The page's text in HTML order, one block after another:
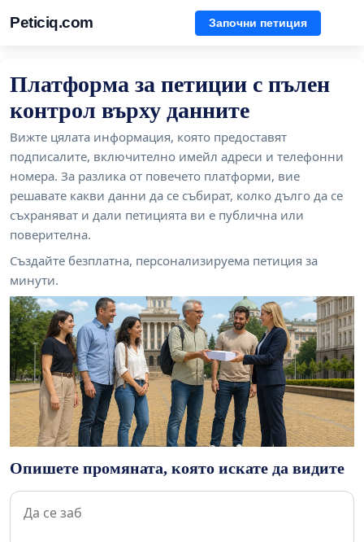
Peticiq.com Започни петиция
Платформа за петиции с пълен
контрол върху данните
Вижте цялата информация, която предоставят
подписалите, включително имейл адреси и телефонни
номера. За разлика от повечето платформи, вие
решавате какви данни да се събират, колко дълго да се
съхраняват и дали петицията ви е публична или
поверителна.
Създайте безплатна, персонализируема петиция за
минути.
Опишете промяната, която искате да видите